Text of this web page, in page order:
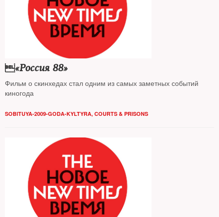
«Россия 88»
Фильм о скинхедах стал одним из самых заметных событий
киногода
SOBITUYA-2009-GODA-KYLTYRA, COURTS & PRISONS